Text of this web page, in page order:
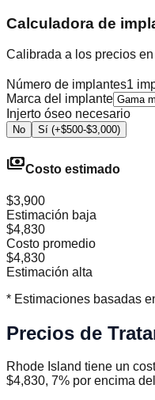
Calculadora de
Calibrada a los precios
Número de implantes1
Marca del implante
Injerto óseo necesario
No Sí (+$500-$3,000)
paymentsCosto estimado
$3,900
Estimación baja
$4,830
Costo promedio
$4,830
Estimación alta
* Estimaciones basadas
Precios de
Rhode Island tiene un
$4,830, 7% por encima